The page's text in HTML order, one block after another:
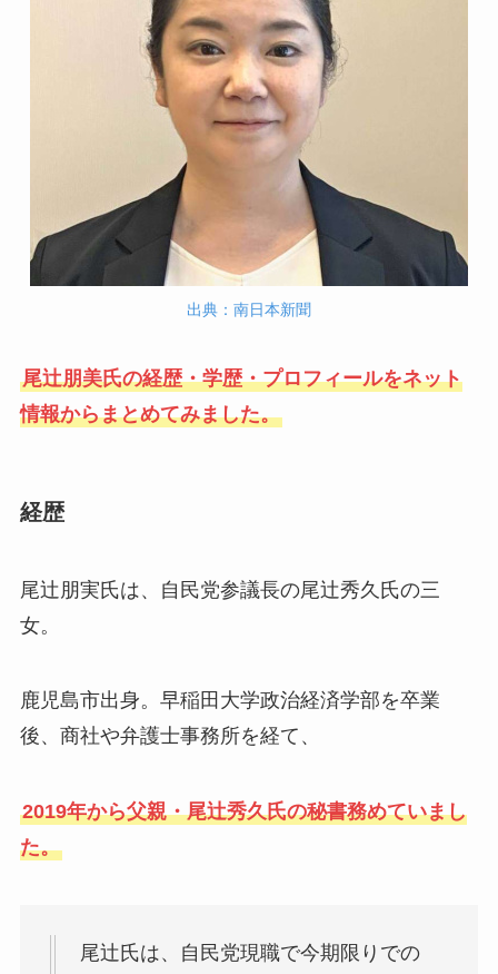
出典：南日本新聞
尾辻朋美氏の経歴・学歴・プロフィールをネット
情報からまとめてみました。
経歴
尾辻朋実氏は、自民党参議長の尾辻秀久氏の三
女。
鹿児島市出身。早稲田大学政治経済学部を卒業
後、商社や弁護士事務所を経て、
2019年から父親・尾辻秀久氏の秘書務めていまし
た。
尾辻氏は、自民党現職で今期限りでの